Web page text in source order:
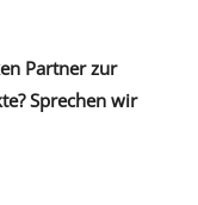
Partner zur
Sprechen wir